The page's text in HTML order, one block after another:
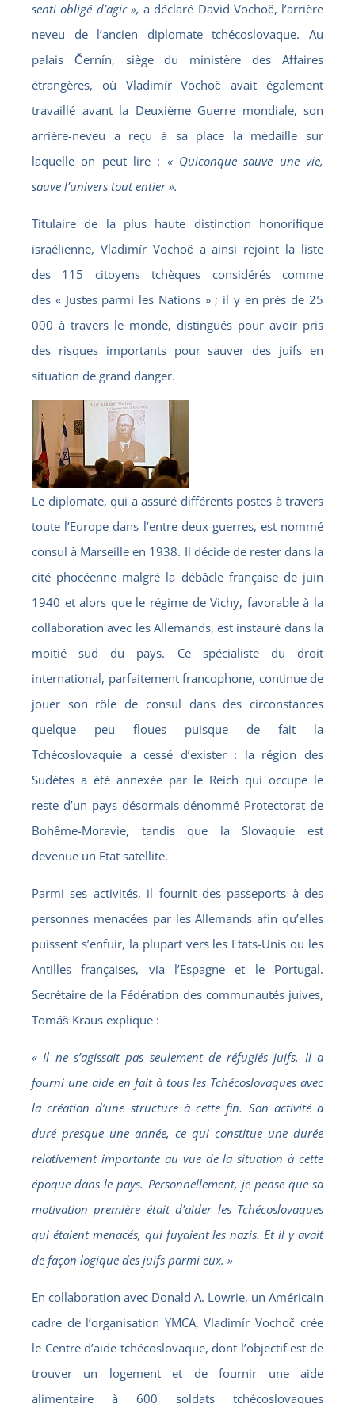
senti obligé d’agir », a déclaré David Vochoč, l’arrière
neveu de l’ancien diplomate tchécoslovaque. Au
palais Černín, siège du ministère des Affaires
étrangères, où Vladimír Vochoč avait également
travaillé avant la Deuxième Guerre mondiale, son
arrière-neveu a reçu à sa place la médaille sur
laquelle on peut lire : « Quiconque sauve une vie,
sauve l’univers tout entier ».
Titulaire de la plus haute distinction honorifique
israélienne, Vladimír Vochoč a ainsi rejoint la liste
des 115 citoyens tchèques considérés comme
des « Justes parmi les Nations » ; il y en près de 25
000 à travers le monde, distingués pour avoir pris
des risques importants pour sauver des juifs en
situation de grand danger.
Le diplomate, qui a assuré différents postes à travers
toute l’Europe dans l’entre-deux-guerres, est nommé
consul à Marseille en 1938. Il décide de rester dans la
cité phocéenne malgré la débâcle française de juin
1940 et alors que le régime de Vichy, favorable à la
collaboration avec les Allemands, est instauré dans la
moitié sud du pays. Ce spécialiste du droit
international, parfaitement francophone, continue de
jouer son rôle de consul dans des circonstances
quelque peu floues puisque de fait la
Tchécoslovaquie a cessé d’exister : la région des
Sudètes a été annexée par le Reich qui occupe le
reste d’un pays désormais dénommé Protectorat de
Bohême-Moravie, tandis que la Slovaquie est
devenue un Etat satellite.
Parmi ses activités, il fournit des passeports à des
personnes menacées par les Allemands afin qu’elles
puissent s’enfuir, la plupart vers les Etats-Unis ou les
Antilles françaises, via l’Espagne et le Portugal.
Secrétaire de la Fédération des communautés juives,
Tomáš Kraus explique :
« Il ne s’agissait pas seulement de réfugiés juifs. Il a
fourni une aide en fait à tous les Tchécoslovaques avec
la création d’une structure à cette fin. Son activité a
duré presque une année, ce qui constitue une durée
relativement importante au vue de la situation à cette
époque dans le pays. Personnellement, je pense que sa
motivation première était d’aider les Tchécoslovaques
qui étaient menacés, qui fuyaient les nazis. Et il y avait
de façon logique des juifs parmi eux. »
En collaboration avec Donald A. Lowrie, un Américain
cadre de l’organisation YMCA, Vladimír Vochoč crée
le Centre d’aide tchécoslovaque, dont l’objectif est de
trouver un logement et de fournir une aide
alimentaire à 600 soldats tchécoslovaques